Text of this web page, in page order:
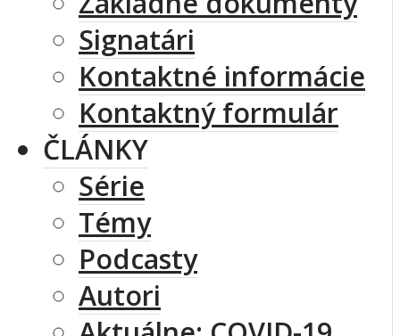
Signatári
Kontaktné informácie
Kontaktný formulár
ČLÁNKY
Série
Témy
Podcasty
Autori